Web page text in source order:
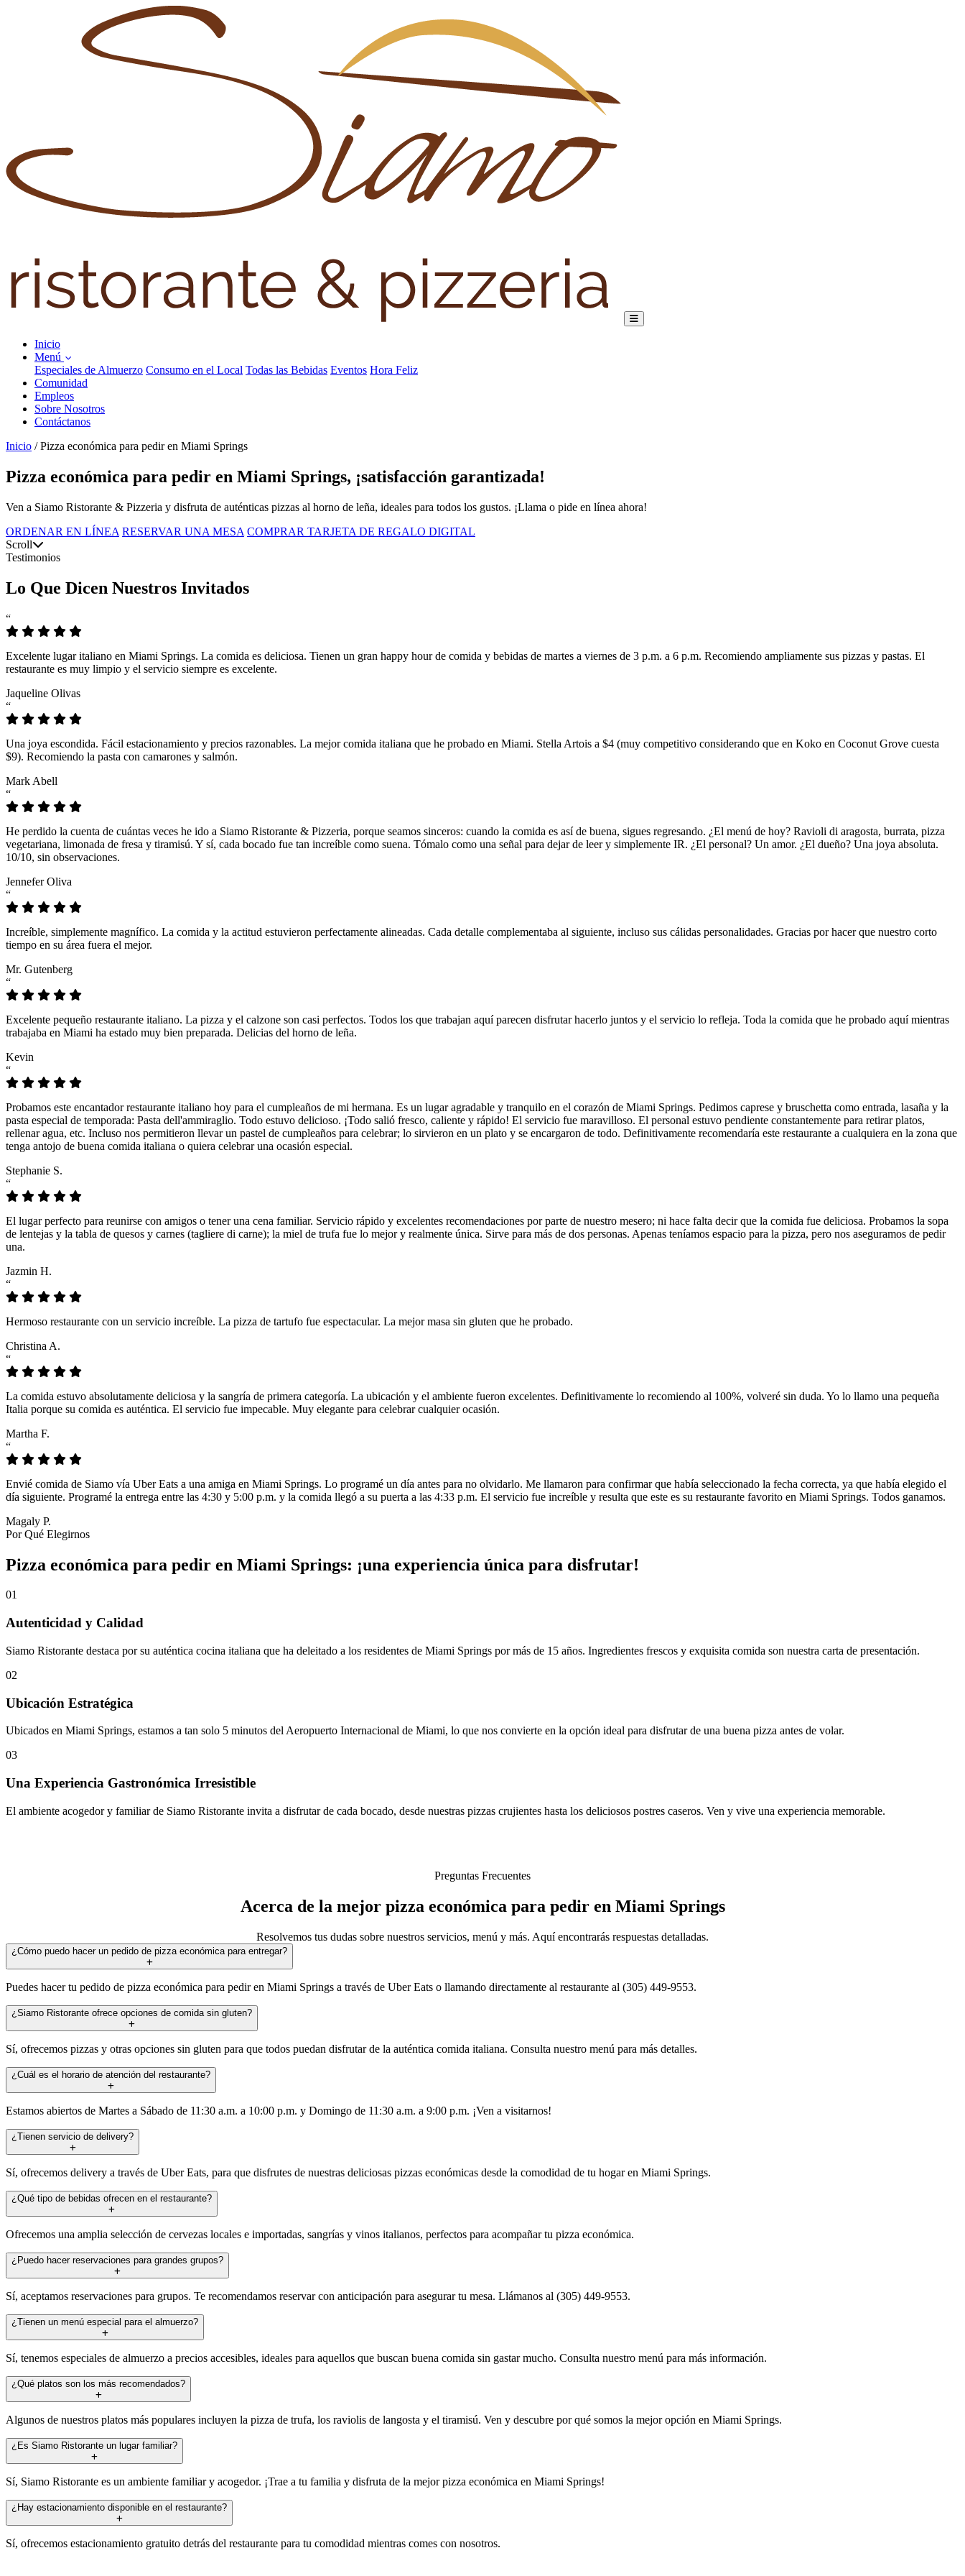
Inicio
Menú
Especiales de Almuerzo Consumo en el Local Todas las Bebidas Eventos Hora Feliz
Comunidad
Empleos
Sobre Nosotros
Contáctanos
Inicio / Pizza económica para pedir en Miami Springs
Pizza económica para pedir en Miami Springs, ¡satisfacción garantizada!
Ven a Siamo Ristorante & Pizzeria y disfruta de auténticas pizzas al horno de leña, ideales para todos los gustos. ¡Llama o pide en línea ahora!
ORDENAR EN LÍNEA RESERVAR UNA MESA COMPRAR TARJETA DE REGALO DIGITAL
Scroll
Testimonios
Lo Que Dicen Nuestros Invitados
“
Excelente lugar italiano en Miami Springs. La comida es deliciosa. Tienen un gran happy hour de comida y bebidas de martes a viernes de 3 p.m. a 6 p.m. Recomiendo ampliamente sus pizzas y pastas. El
restaurante es muy limpio y el servicio siempre es excelente.
Jaqueline Olivas
“
Una joya escondida. Fácil estacionamiento y precios razonables. La mejor comida italiana que he probado en Miami. Stella Artois a $4 (muy competitivo considerando que en Koko en Coconut Grove cuesta
$9). Recomiendo la pasta con camarones y salmón.
Mark Abell
“
He perdido la cuenta de cuántas veces he ido a Siamo Ristorante & Pizzeria, porque seamos sinceros: cuando la comida es así de buena, sigues regresando. ¿El menú de hoy? Ravioli di aragosta, burrata, pizza
vegetariana, limonada de fresa y tiramisú. Y sí, cada bocado fue tan increíble como suena. Tómalo como una señal para dejar de leer y simplemente IR. ¿El personal? Un amor. ¿El dueño? Una joya absoluta.
10/10, sin observaciones.
Jennefer Oliva
“
Increíble, simplemente magnífico. La comida y la actitud estuvieron perfectamente alineadas. Cada detalle complementaba al siguiente, incluso sus cálidas personalidades. Gracias por hacer que nuestro corto
tiempo en su área fuera el mejor.
Mr. Gutenberg
“
Excelente pequeño restaurante italiano. La pizza y el calzone son casi perfectos. Todos los que trabajan aquí parecen disfrutar hacerlo juntos y el servicio lo refleja. Toda la comida que he probado aquí mientras
trabajaba en Miami ha estado muy bien preparada. Delicias del horno de leña.
Kevin
“
Probamos este encantador restaurante italiano hoy para el cumpleaños de mi hermana. Es un lugar agradable y tranquilo en el corazón de Miami Springs. Pedimos caprese y bruschetta como entrada, lasaña y la
pasta especial de temporada: Pasta dell'ammiraglio. Todo estuvo delicioso. ¡Todo salió fresco, caliente y rápido! El servicio fue maravilloso. El personal estuvo pendiente constantemente para retirar platos,
rellenar agua, etc. Incluso nos permitieron llevar un pastel de cumpleaños para celebrar; lo sirvieron en un plato y se encargaron de todo. Definitivamente recomendaría este restaurante a cualquiera en la zona que
tenga antojo de buena comida italiana o quiera celebrar una ocasión especial.
Stephanie S.
“
El lugar perfecto para reunirse con amigos o tener una cena familiar. Servicio rápido y excelentes recomendaciones por parte de nuestro mesero; ni hace falta decir que la comida fue deliciosa. Probamos la sopa
de lentejas y la tabla de quesos y carnes (tagliere di carne); la miel de trufa fue lo mejor y realmente única. Sirve para más de dos personas. Apenas teníamos espacio para la pizza, pero nos aseguramos de pedir
una.
Jazmin H.
“
Hermoso restaurante con un servicio increíble. La pizza de tartufo fue espectacular. La mejor masa sin gluten que he probado.
Christina A.
“
La comida estuvo absolutamente deliciosa y la sangría de primera categoría. La ubicación y el ambiente fueron excelentes. Definitivamente lo recomiendo al 100%, volveré sin duda. Yo lo llamo una pequeña
Italia porque su comida es auténtica. El servicio fue impecable. Muy elegante para celebrar cualquier ocasión.
Martha F.
“
Envié comida de Siamo vía Uber Eats a una amiga en Miami Springs. Lo programé un día antes para no olvidarlo. Me llamaron para confirmar que había seleccionado la fecha correcta, ya que había elegido el
día siguiente. Programé la entrega entre las 4:30 y 5:00 p.m. y la comida llegó a su puerta a las 4:33 p.m. El servicio fue increíble y resulta que este es su restaurante favorito en Miami Springs. Todos ganamos.
Magaly P.
Por Qué Elegirnos
Pizza económica para pedir en Miami Springs: ¡una experiencia única para disfrutar!
01
Autenticidad y Calidad
Siamo Ristorante destaca por su auténtica cocina italiana que ha deleitado a los residentes de Miami Springs por más de 15 años. Ingredientes frescos y exquisita comida son nuestra carta de presentación.
02
Ubicación Estratégica
Ubicados en Miami Springs, estamos a tan solo 5 minutos del Aeropuerto Internacional de Miami, lo que nos convierte en la opción ideal para disfrutar de una buena pizza antes de volar.
03
Una Experiencia Gastronómica Irresistible
El ambiente acogedor y familiar de Siamo Ristorante invita a disfrutar de cada bocado, desde nuestras pizzas crujientes hasta los deliciosos postres caseros. Ven y vive una experiencia memorable.
Preguntas Frecuentes
Acerca de la mejor pizza económica para pedir en Miami Springs
Resolvemos tus dudas sobre nuestros servicios, menú y más. Aquí encontrarás respuestas detalladas.
¿Cómo puedo hacer un pedido de pizza económica para entregar?
Puedes hacer tu pedido de pizza económica para pedir en Miami Springs a través de Uber Eats o llamando directamente al restaurante al (305) 449-9553.
¿Siamo Ristorante ofrece opciones de comida sin gluten?
Sí, ofrecemos pizzas y otras opciones sin gluten para que todos puedan disfrutar de la auténtica comida italiana. Consulta nuestro menú para más detalles.
¿Cuál es el horario de atención del restaurante?
Estamos abiertos de Martes a Sábado de 11:30 a.m. a 10:00 p.m. y Domingo de 11:30 a.m. a 9:00 p.m. ¡Ven a visitarnos!
¿Tienen servicio de delivery?
Sí, ofrecemos delivery a través de Uber Eats, para que disfrutes de nuestras deliciosas pizzas económicas desde la comodidad de tu hogar en Miami Springs.
¿Qué tipo de bebidas ofrecen en el restaurante?
Ofrecemos una amplia selección de cervezas locales e importadas, sangrías y vinos italianos, perfectos para acompañar tu pizza económica.
¿Puedo hacer reservaciones para grandes grupos?
Sí, aceptamos reservaciones para grupos. Te recomendamos reservar con anticipación para asegurar tu mesa. Llámanos al (305) 449-9553.
¿Tienen un menú especial para el almuerzo?
Sí, tenemos especiales de almuerzo a precios accesibles, ideales para aquellos que buscan buena comida sin gastar mucho. Consulta nuestro menú para más información.
¿Qué platos son los más recomendados?
Algunos de nuestros platos más populares incluyen la pizza de trufa, los raviolis de langosta y el tiramisú. Ven y descubre por qué somos la mejor opción en Miami Springs.
¿Es Siamo Ristorante un lugar familiar?
Sí, Siamo Ristorante es un ambiente familiar y acogedor. ¡Trae a tu familia y disfruta de la mejor pizza económica en Miami Springs!
¿Hay estacionamiento disponible en el restaurante?
Sí, ofrecemos estacionamiento gratuito detrás del restaurante para tu comodidad mientras comes con nosotros.